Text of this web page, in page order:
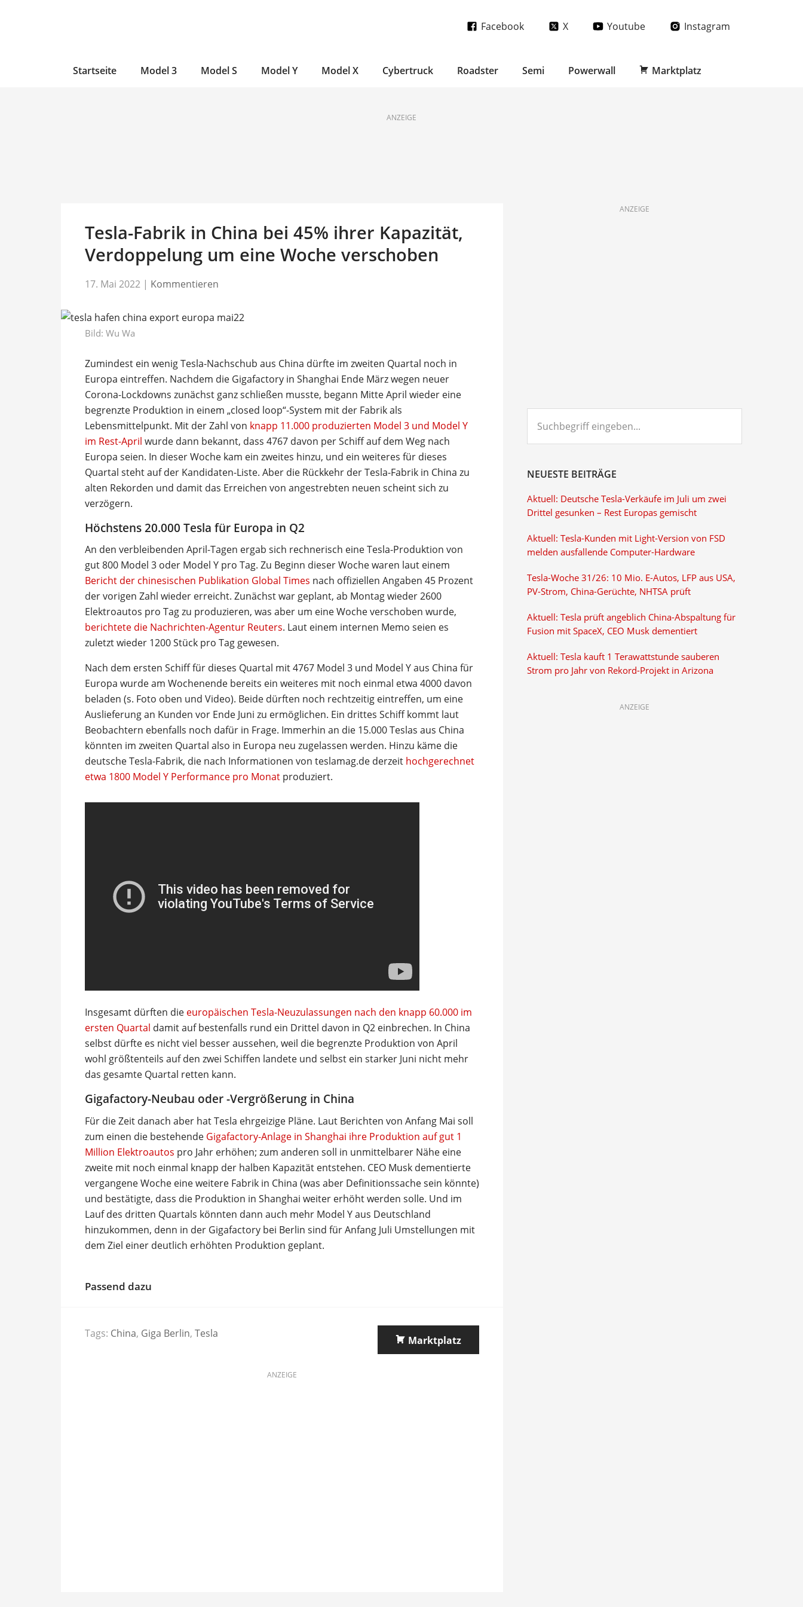
Facebook X Youtube Instagram
Startseite Model 3 Model S Model Y Model X Cybertruck Roadster Semi Powerwall Marktplatz
ANZEIGE
Tesla-Fabrik in China bei 45% ihrer Kapazität,
Verdoppelung um eine Woche verschoben
17. Mai 2022 | Kommentieren
Bild: Wu Wa
Zumindest ein wenig Tesla-Nachschub aus China dürfte im zweiten Quartal noch in
Europa eintreffen. Nachdem die Gigafactory in Shanghai Ende März wegen neuer
Corona-Lockdowns zunächst ganz schließen musste, begann Mitte April wieder eine
begrenzte Produktion in einem „closed loop“-System mit der Fabrik als
Lebensmittelpunkt. Mit der Zahl von knapp 11.000 produzierten Model 3 und Model Y
im Rest-April wurde dann bekannt, dass 4767 davon per Schiff auf dem Weg nach
Europa seien. In dieser Woche kam ein zweites hinzu, und ein weiteres für dieses
Quartal steht auf der Kandidaten-Liste. Aber die Rückkehr der Tesla-Fabrik in China zu
alten Rekorden und damit das Erreichen von angestrebten neuen scheint sich zu
verzögern.
Höchstens 20.000 Tesla für Europa in Q2
An den verbleibenden April-Tagen ergab sich rechnerisch eine Tesla-Produktion von
gut 800 Model 3 oder Model Y pro Tag. Zu Beginn dieser Woche waren laut einem
Bericht der chinesischen Publikation Global Times nach offiziellen Angaben 45 Prozent
der vorigen Zahl wieder erreicht. Zunächst war geplant, ab Montag wieder 2600
Elektroautos pro Tag zu produzieren, was aber um eine Woche verschoben wurde,
berichtete die Nachrichten-Agentur Reuters. Laut einem internen Memo seien es
zuletzt wieder 1200 Stück pro Tag gewesen.
Nach dem ersten Schiff für dieses Quartal mit 4767 Model 3 und Model Y aus China für
Europa wurde am Wochenende bereits ein weiteres mit noch einmal etwa 4000 davon
beladen (s. Foto oben und Video). Beide dürften noch rechtzeitig eintreffen, um eine
Auslieferung an Kunden vor Ende Juni zu ermöglichen. Ein drittes Schiff kommt laut
Beobachtern ebenfalls noch dafür in Frage. Immerhin an die 15.000 Teslas aus China
könnten im zweiten Quartal also in Europa neu zugelassen werden. Hinzu käme die
deutsche Tesla-Fabrik, die nach Informationen von teslamag.de derzeit hochgerechnet
etwa 1800 Model Y Performance pro Monat produziert.
Insgesamt dürften die europäischen Tesla-Neuzulassungen nach den knapp 60.000 im
ersten Quartal damit auf bestenfalls rund ein Drittel davon in Q2 einbrechen. In China
selbst dürfte es nicht viel besser aussehen, weil die begrenzte Produktion von April
wohl größtenteils auf den zwei Schiffen landete und selbst ein starker Juni nicht mehr
das gesamte Quartal retten kann.
Gigafactory-Neubau oder -Vergrößerung in China
Für die Zeit danach aber hat Tesla ehrgeizige Pläne. Laut Berichten von Anfang Mai soll
zum einen die bestehende Gigafactory-Anlage in Shanghai ihre Produktion auf gut 1
Million Elektroautos pro Jahr erhöhen; zum anderen soll in unmittelbarer Nähe eine
zweite mit noch einmal knapp der halben Kapazität entstehen. CEO Musk dementierte
vergangene Woche eine weitere Fabrik in China (was aber Definitionssache sein könnte)
und bestätigte, dass die Produktion in Shanghai weiter erhöht werden solle. Und im
Lauf des dritten Quartals könnten dann auch mehr Model Y aus Deutschland
hinzukommen, denn in der Gigafactory bei Berlin sind für Anfang Juli Umstellungen mit
dem Ziel einer deutlich erhöhten Produktion geplant.
Passend dazu
Tags: China, Giga Berlin, Tesla
Marktplatz
ANZEIGE
ANZEIGE
eingeben...
NEUESTE BEITRÄGE
Aktuell: Deutsche Tesla-Verkäufe im Juli um zwei
Drittel gesunken – Rest Europas gemischt
Aktuell: Tesla-Kunden mit Light-Version von FSD
melden ausfallende Computer-Hardware
Tesla-Woche 31/26: 10 Mio. E-Autos, LFP aus USA,
PV-Strom, China-Gerüchte, NHTSA prüft
Aktuell: Tesla prüft angeblich China-Abspaltung für
Fusion mit SpaceX, CEO Musk dementiert
Aktuell: Tesla kauft 1 Terawattstunde sauberen
Strom pro Jahr von Rekord-Projekt in Arizona
ANZEIGE